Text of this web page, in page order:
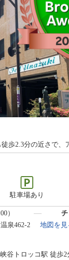
歩2.3分の近さで、
駐車場あり
）
泉462-2
地図を見
谷トロッコ駅 徒歩